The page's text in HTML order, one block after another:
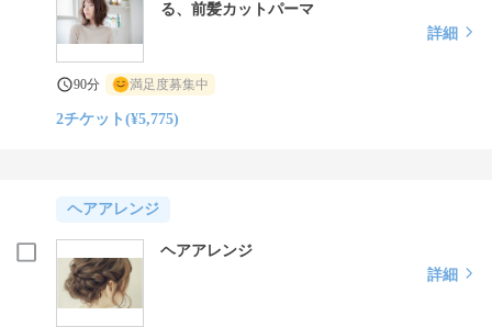
る、前髪カットパーマ
詳細
90分 満足度募集中
2チケット(¥5,775)
ヘアアレンジ
ヘアアレンジ
詳細